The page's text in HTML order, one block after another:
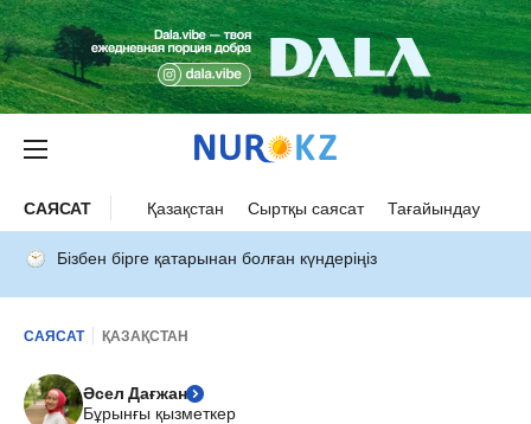
САЯСАТ Қазақстан Сыртқы саясат Тағайындау
Бізбен бірге қатарынан болған күндеріңіз
САЯСАТ ҚАЗАҚСТАН
Әсел Дағжан
Бұрынғы қызметкер